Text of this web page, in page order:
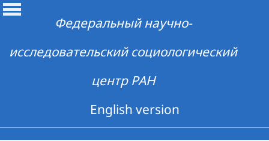
Федеральный научно-
исследовательский социологический
центр РАН
English version